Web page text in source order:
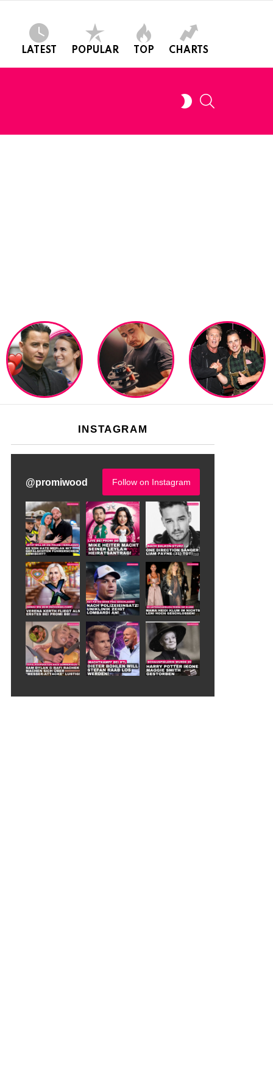
LATEST POPULAR TOP CHARTS
SWITCH
SKIN
INSTAGRAM
@promiwood Follow on Instagram